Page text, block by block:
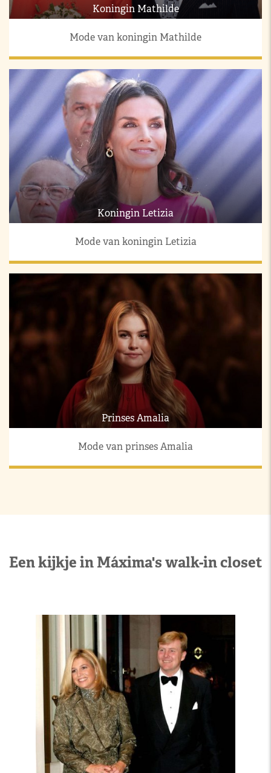
Koningin Mathilde
Mode van koningin Mathilde
Koningin Letizia
Mode van koningin Letizia
Prinses Amalia
Mode van prinses Amalia
Een kijkje in Máxima's walk-in closet